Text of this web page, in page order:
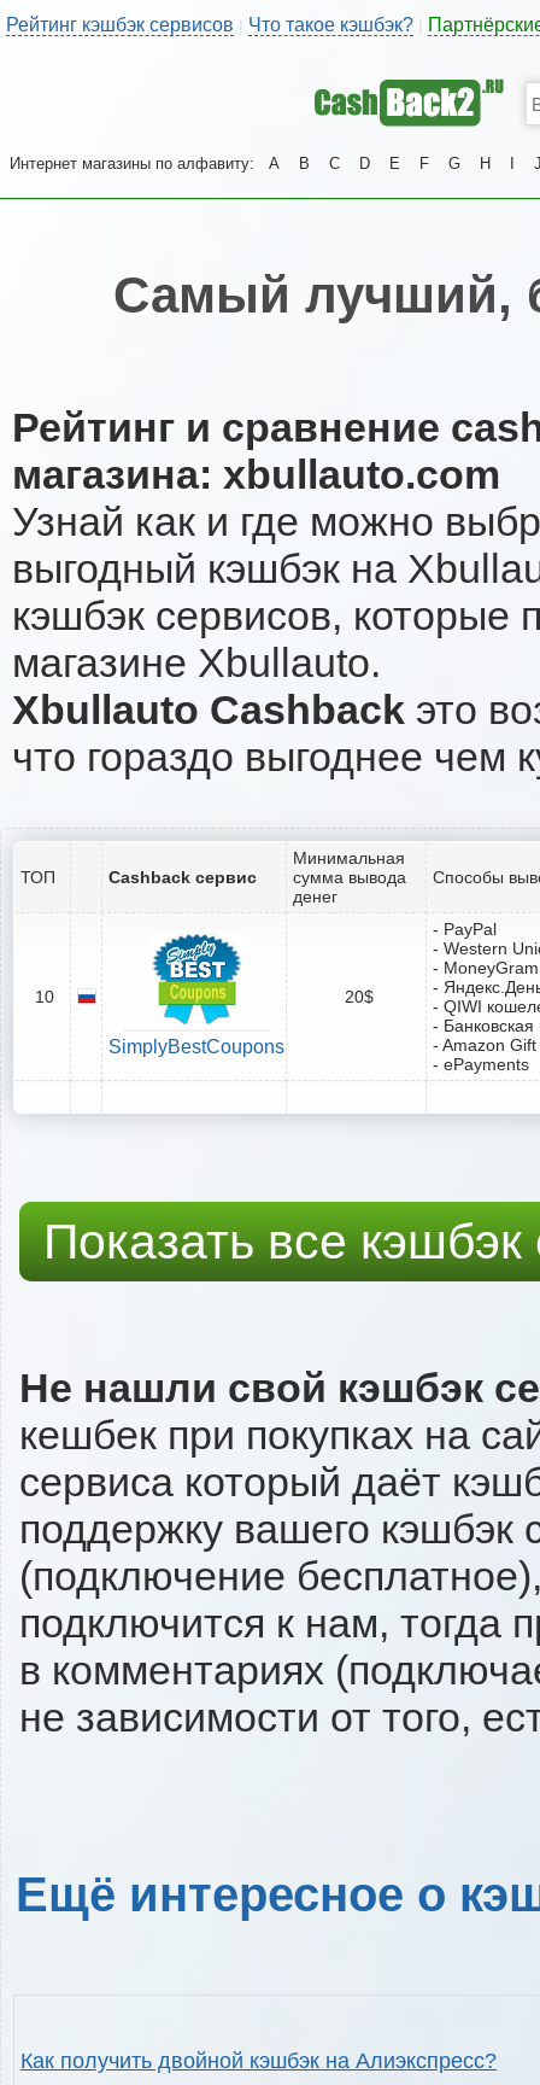
Рейтинг кэшбэк сервисов | Что такое кэшбэк?
Интернет магазины по алфавиту: A B C D E F G H
Самый лучший,
Рейтинг и сравнение
магазина: xbullauto.com
Узнай как и где можно
выгодный кэшбэк на
кэшбэк сервисов, которые
магазине Xbullauto.
Xbullauto Cashback это
что гораздо выгоднее чем
ТОП Cashback сервис
Минимальная
сумма вывода
денег
Способы
10
SimplyBestCoupons
20$
- PayPal
- Western
- MoneyGram
-
- QIWI
-
- Amazon
- ePayments
Показать все
Не нашли свой кэшбэк
кешбек при покупках на
сервиса который даёт
поддержку вашего кэшбэк
(подключение
подключится к нам, тогда
в комментариях
не зависимости от того,
Ещё интересное о
Как получить двойной кэшбэк на Алиэкспресс?